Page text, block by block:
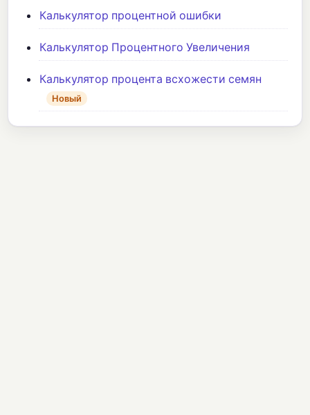
Калькулятор процентной ошибки
Калькулятор Процентного Увеличения
Калькулятор процента всхожести семян
Новый